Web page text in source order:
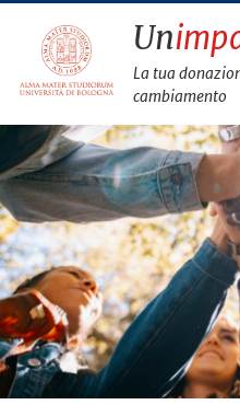
Un
La tua
cambiamento